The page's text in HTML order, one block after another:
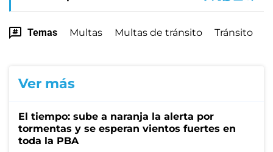
Temas Multas Multas de tránsito Tránsito
Ver más
El tiempo: sube a naranja la alerta por
tormentas y se esperan vientos fuertes en
toda la PBA